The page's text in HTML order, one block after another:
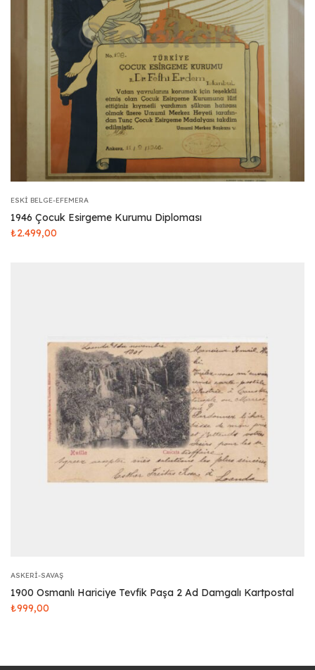
ESKI BELGE-EFEMERA
1946 Çocuk Esirgeme Kurumu Diploması
₺2.499,00
ASKERI-SAVAŞ
1900 Osmanlı Hariciye Tevfik Paşa 2 Ad Damgalı Kartpostal
₺999,00